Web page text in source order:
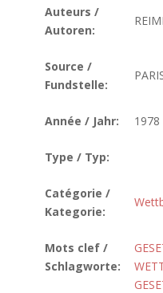
Auteurs /
Autoren:
Source /
Fundstelle:
Année / Jahr: 1978
Type / Typ:
Catégorie /
Kategorie:
Mots clef /
Schlagworte: